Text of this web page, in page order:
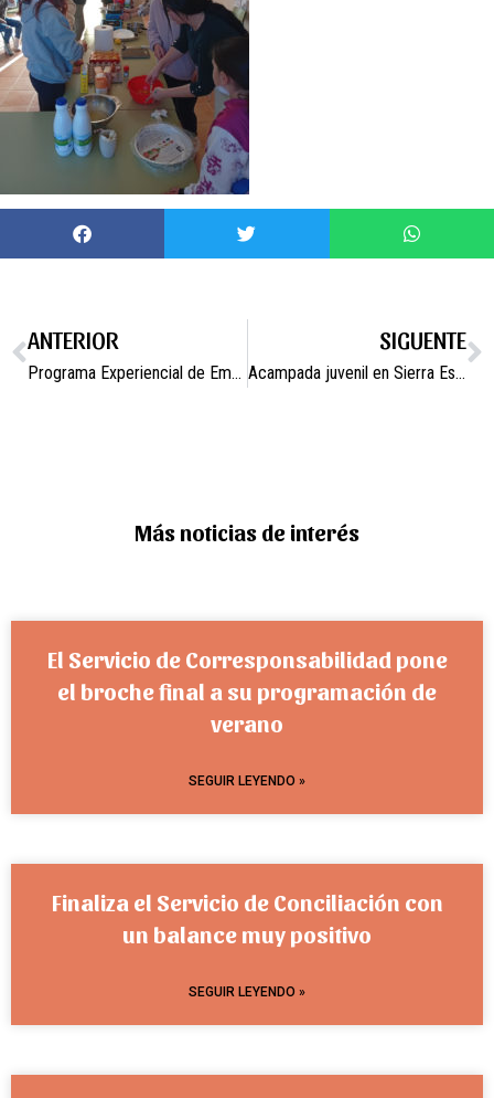
ANTERIOR
Programa Experiencial de Empleo y Formación de Atención Sociosanitaria Campos del Río IV
SIGUENTE
Acampada juvenil en Sierra Espuña
Más noticias de interés
El Servicio de Corresponsabilidad pone
el broche final a su programación de
verano
SEGUIR LEYENDO »
Finaliza el Servicio de Conciliación con
un balance muy positivo
SEGUIR LEYENDO »